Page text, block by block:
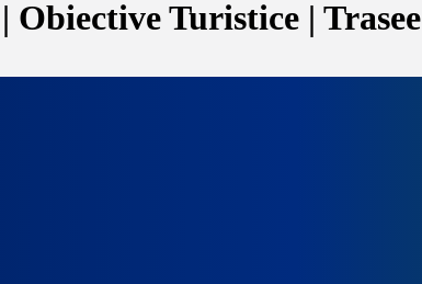
Obiective Turistice | Trasee